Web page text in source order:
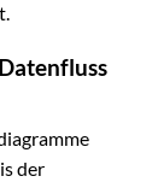
der